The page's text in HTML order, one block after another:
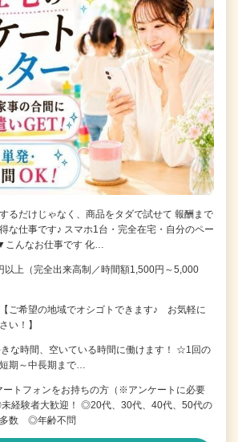
るだけじゃなく、商品をタダで試せて 報酬まで
な仕事です♪ スマホ1台・完全在宅・自分のペー
こんなお仕事です 化…
以上（完全出来高制／時間額1,500円～5,000
ご希望の地域でオシゴトできます♪ お気軽に
い！】
な時間、空いている時間に働けます！ ☆1回の
期～中長期まで…
トフォンをお持ちの方（※アンケートに必要
経験者大歓迎！ ◎20代、30代、40代、50代の
多数 ◎年齢不問